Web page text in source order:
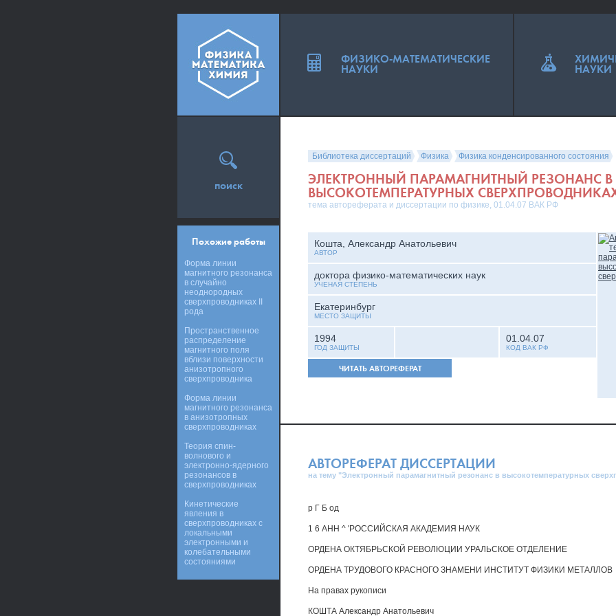
Библиотека диссертаций Физика Физика конденсированного состояния
ЭЛЕКТРОННЫЙ ПАРАМАГНИТНЫЙ РЕЗОНАНС В
ВЫСОКОТЕМПЕРАТУРНЫХ
тема автореферата и диссертации по физике, 01.04.07 ВАК РФ
Кошта, Александр Анатольевич
АВТОР
доктора физико-математических наук
УЧЕНАЯ СТЕПЕНЬ
Екатеринбург
МЕСТО ЗАЩИТЫ
1994
ГОД ЗАЩИТЫ
01.04.07
КОД ВАК РФ
ЧИТАТЬ АВТОРЕФЕРАТ
АВТОРЕФЕРАТ ДИССЕРТАЦИИ
на тему "Электронный парамагнитный резонанс в высокотемпературных
р Г Б од
1 6 АНН ^ 'РОССИЙСКАЯ АКАДЕМИЯ НАУК
ОРДЕНА ОКТЯБРЬСКОЙ РЕВОЛЮЦИИ УРАЛЬСКОЕ ОТДЕЛЕНИЕ
ОРДЕНА ТРУДОВОГО КРАСНОГО ЗНАМЕНИ ИНСТИТУТ ФИЗИКИ МЕТАЛЛОВ
На правах рукописи
КОШТА Александр Анатольевич
поиск
Похожие работы
Форма линии
магнитного резонанса
в случайно
неоднородных
сверхпроводниках II
рода
Пространственное
распределение
магнитного поля
вблизи поверхности
анизотропного
сверхпроводника
Форма линии
магнитного резонанса
в анизотропных
сверхпроводниках
Теория спин-
волнового и
электронно-ядерного
резонансов в
сверхпроводниках
Кинетические
явления в
сверхпроводниках с
локальными
электронными и
колебательными
состояниями
ФИЗИКО-МАТЕМАТИЧЕСКИЕ
НАУКИ НАУКИ